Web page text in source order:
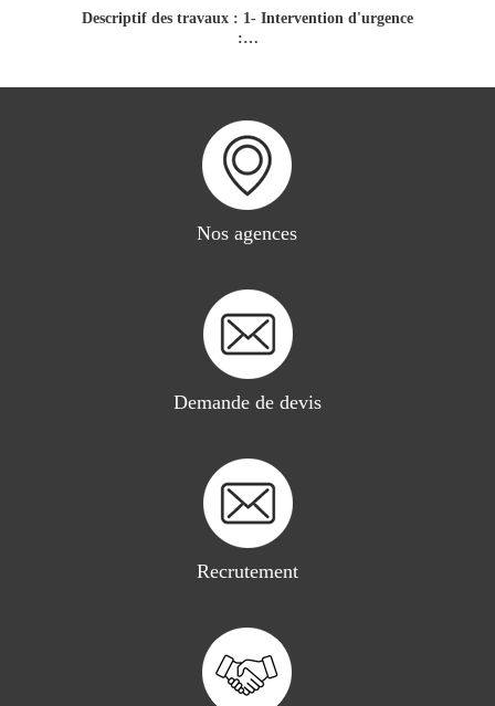
Descriptif des travaux : 1- Intervention d'urgence
:…
Nos agences
Demande de devis
Recrutement